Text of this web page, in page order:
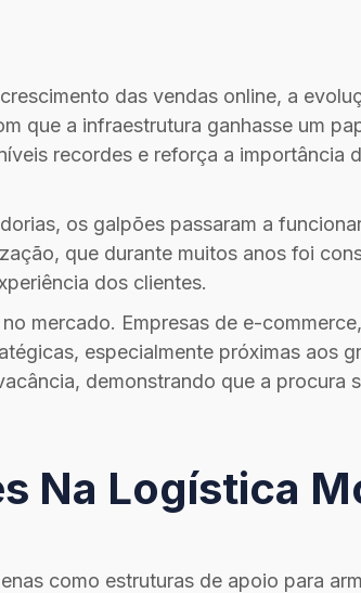
das vendas online, a
que a infraestrutura ganhasse um
recordes e reforça a importância
os galpões passaram a
que durante muitos anos foi
dos clientes.
mercado. Empresas de e-
especialmente próximas aos
demonstrando que a procura
Na Logística
como estruturas de apoio para